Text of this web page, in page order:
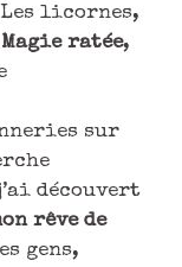
licornes,
ratée,
sur
découvert
rêve de
gens,